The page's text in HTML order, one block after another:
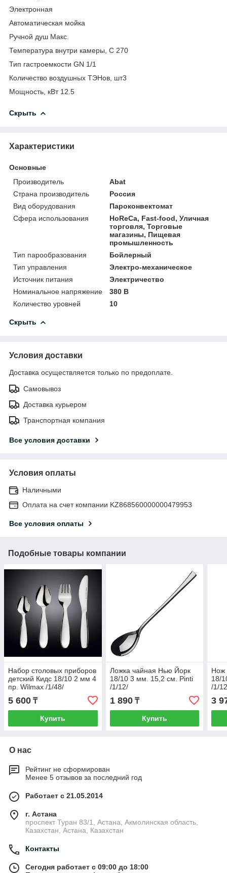
Электронная
Автоматическая мойка
Ручной душ Макс.
Температура внутри камеры, С 270
Тип гастроемкости GN 1/1
Количество воздушных ТЭНов, шт3
Мощность, кВт 12.5
Скрыть
Характеристики
Основные
Производитель
Abat
Страна производитель
Россия
Вид оборудования
Пароконвектомат
Сфера использования
HoReCa, Fast-food, Уличная
торговля, Торговые
магазины, Пищевая
промышленность
Тип парообразования
Бойлерный
Тип управления
Электро-механическое
Источник питания
Электричество
Номинальное напряжение
380 В
Количество уровней
10
Скрыть
Условия доставки
Доставка осуществляется только по предоплате.
Самовывоз
Доставка курьером
Транспортная компания
Все условия доставки
Условия оплаты
Наличными
Оплата на счет компании KZ868560000000479953
Все условия оплаты
Подобные товары компании
Набор столовых приборов
детский Кидс 18/10 2 мм 4
пр. Wilmax /1/48/
5 600 ₸
Купить
Ложка чайная Нью Йорк
18/10 3 мм. 15,2 см. Pinti
/1/12/
1 890₸
Купить
Нож
18/
/1/
3
О нас
Рейтинг не сформирован
Менее 5 отзывов за последний год
Работает с 21.05.2014
г. Астана
проспект Туран 83/1, Астана, Акмолинская область,
Казахстан, Астана, Казахстан
Контакты
Сегодня работает с 09:00 до 18:00